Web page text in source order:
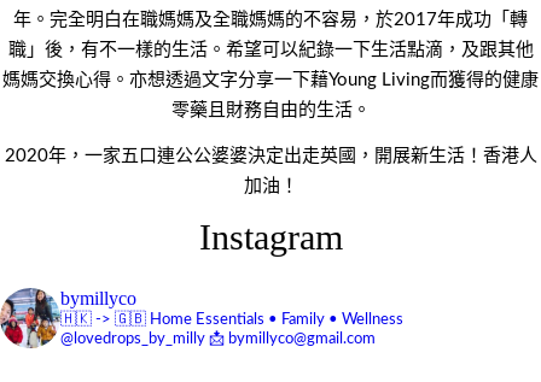
年。完全明白在職媽媽及全職媽媽的不容易，於2017年成功「轉
職」後，有不一樣的生活。希望可以紀錄一下生活點滴，及跟其他
媽媽交換心得。亦想透過文字分享一下藉Young Living而獲得的健康
零藥且財務自由的生活。
2020年，一家五口連公公婆婆決定出走英國，開展新生活！香港人
加油！
Instagram
bymillyco
🇭🇰 -> 🇬🇧 Home Essentials • Family • Wellness
@lovedrops_by_milly 📩 bymillyco@gmail.com